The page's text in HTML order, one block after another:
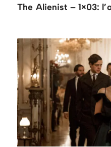
The Alienist – 1×03: